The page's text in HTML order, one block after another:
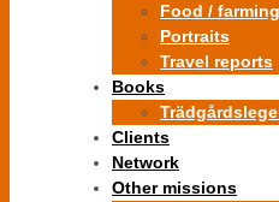
Food /
Portraits
Travel reports
Books
Clients
Network
Other missions